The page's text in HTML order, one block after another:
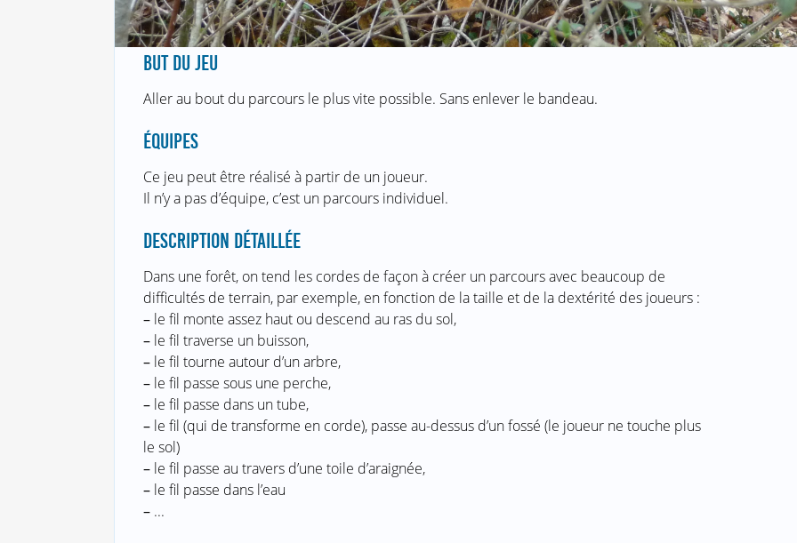
BUT DU JEU
Aller au bout du parcours le plus vite possible. Sans enlever le bandeau.
ÉQUIPES
Ce jeu peut être réalisé à partir de un joueur.
Il n’y a pas d’équipe, c’est un parcours individuel.
DESCRIPTION DÉTAILLÉE
Dans une forêt, on tend les cordes de façon à créer un parcours avec beaucoup de
difficultés de terrain, par exemple, en fonction de la taille et de la dextérité des joueurs :
–le fil monte assez haut ou descend au ras du sol,
–le fil traverse un buisson,
–le fil tourne autour d’un arbre,
–le fil passe sous une perche,
–le fil passe dans un tube,
–le fil (qui de transforme en corde), passe au-dessus d’un fossé (le joueur ne touche plus
le sol)
–le fil passe au travers d’une toile d’araignée,
–le fil passe dans l’eau
–...